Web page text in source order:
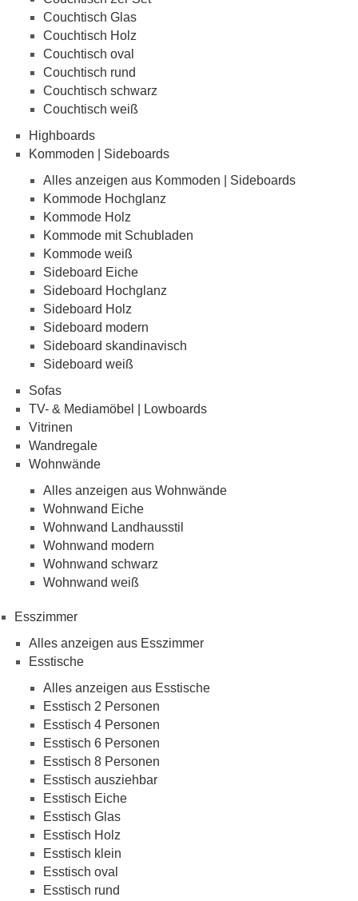
Couchtisch Glas
Couchtisch Holz
Couchtisch oval
Couchtisch rund
Couchtisch schwarz
Couchtisch weiß
Highboards
Kommoden | Sideboards
Alles anzeigen aus Kommoden | Sideboards
Kommode Hochglanz
Kommode Holz
Kommode mit Schubladen
Kommode weiß
Sideboard Eiche
Sideboard Hochglanz
Sideboard Holz
Sideboard modern
Sideboard skandinavisch
Sideboard weiß
Sofas
TV- & Mediamöbel | Lowboards
Vitrinen
Wandregale
Wohnwände
Alles anzeigen aus Wohnwände
Wohnwand Eiche
Wohnwand Landhausstil
Wohnwand modern
Wohnwand schwarz
Wohnwand weiß
Esszimmer
Alles anzeigen aus Esszimmer
Esstische
Alles anzeigen aus Esstische
Esstisch 2 Personen
Esstisch 4 Personen
Esstisch 6 Personen
Esstisch 8 Personen
Esstisch ausziehbar
Esstisch Eiche
Esstisch Glas
Esstisch Holz
Esstisch klein
Esstisch oval
Esstisch rund